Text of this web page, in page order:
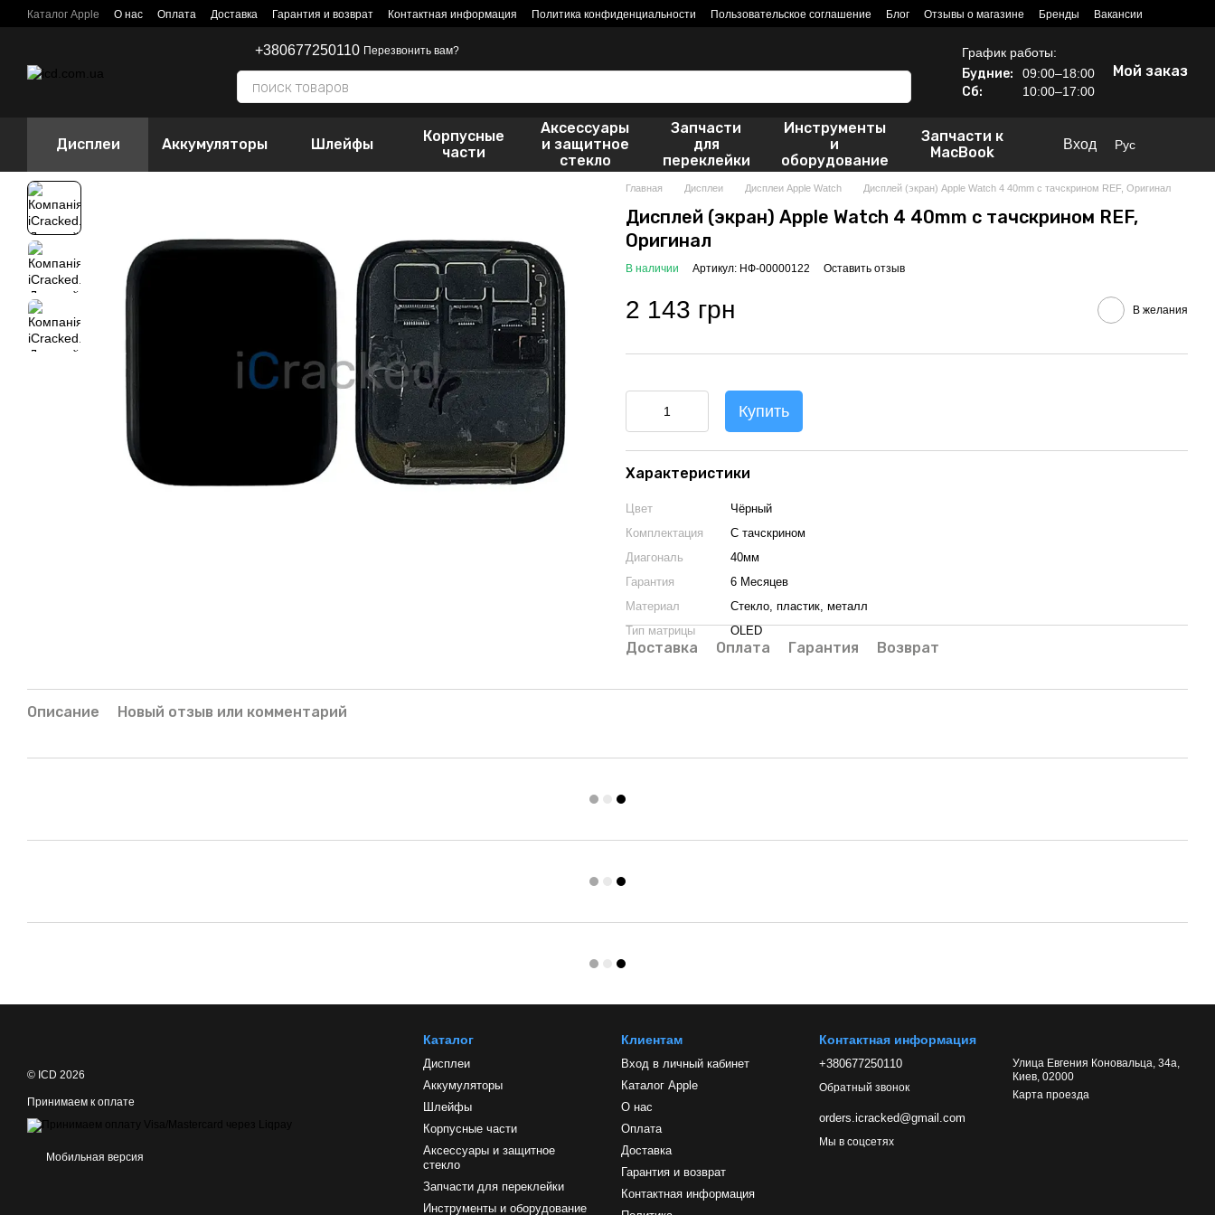
Перейти к основному контенту
Каталог Apple О нас Оплата Доставка Гарантия и возврат Контактная информация Политика конфиденциальности Пользовательское соглашение Блог Отзывы о магазине Бренды Вакансии
+380677250110 Перезвонить вам? График работы:
Будние: 09:00–18:00
Сб: 10:00–17:00
Мой заказ
Дисплеи Аккумуляторы Шлейфы
Корпусные
части
Аксессуары
и защитное
стекло
Запчасти
для
переклейки
Инструменты
и
оборудование
Запчасти к
MacBook
Вход Рус
Главная Дисплеи Дисплеи Apple Watch Дисплей (экран) Apple Watch 4 40mm с тачскрином REF, Оригинал
Дисплей (экран) Apple Watch 4 40mm с тачскрином REF,
Оригинал
В наличии Артикул: НФ-00000122 Оставить отзыв
2 143 грн В желания
Купить
Характеристики
Цвет
Чёрный
Комплектация
С тачскрином
Диагональ
40мм
Гарантия
6 Месяцев
Материал
Стекло, пластик, металл
Тип матрицы
OLED
Доставка Оплата Гарантия Возврат
Описание Новый отзыв или комментарий
© ICD 2026
Принимаем к оплате
Мобильная версия
Каталог
Дисплеи
Аккумуляторы
Шлейфы
Корпусные части
Аксессуары и защитное
стекло
Запчасти для переклейки
Инструменты и оборудование
Клиентам
Вход в личный кабинет
Каталог Apple
О нас
Оплата
Доставка
Гарантия и возврат
Контактная информация
Контактная информация
+380677250110
Обратный звонок
orders.icracked@gmail.com
Улица Евгения Коновальца, 34а,
Киев, 02000
Карта проезда
Мы в соцсетях